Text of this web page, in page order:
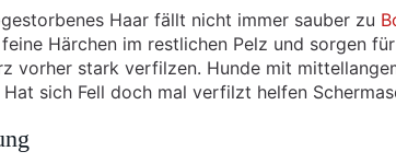
Haar fällt nicht immer sauber zu
Härchen im restlichen Pelz und sorgen
vorher stark verfilzen. Hunde mit
sich Fell doch mal verfilzt helfen